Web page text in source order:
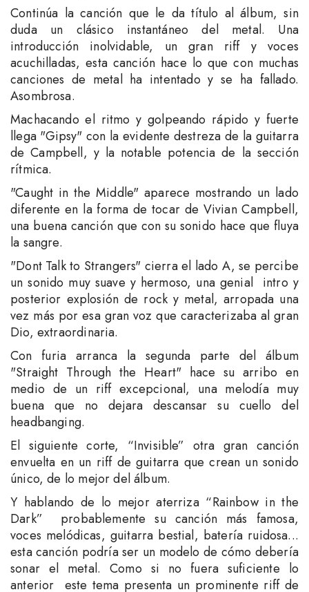
Continúa la canción que le da título al álbum, sin
duda un clásico instantáneo del metal. Una
introducción inolvidable, un gran riff y voces
acuchilladas, esta canción hace lo que con muchas
canciones de metal ha intentado y se ha fallado.
Asombrosa.
Machacando el ritmo y golpeando rápido y fuerte
llega "Gipsy" con la evidente destreza de la guitarra
de Campbell, y la notable potencia de la sección
rítmica.
"Caught in the Middle" aparece mostrando un lado
diferente en la forma de tocar de Vivian Campbell,
una buena canción que con su sonido hace que fluya
la sangre.
"Dont Talk to Strangers" cierra el lado A, se percibe
un sonido muy suave y hermoso, una genial intro y
posterior explosión de rock y metal, arropada una
vez más por esa gran voz que caracterizaba al gran
Dio, extraordinaria.
Con furia arranca la segunda parte del álbum
"Straight Through the Heart" hace su arribo en
medio de un riff excepcional, una melodía muy
buena que no dejara descansar su cuello del
headbanging.
El siguiente corte, “Invisible” otra gran canción
envuelta en un riff de guitarra que crean un sonido
único, de lo mejor del álbum.
Y hablando de lo mejor aterriza “Rainbow in the
Dark” probablemente su canción más famosa,
voces melódicas, guitarra bestial, batería ruidosa...
esta canción podría ser un modelo de cómo debería
sonar el metal. Como si no fuera suficiente lo
anterior este tema presenta un prominente riff de